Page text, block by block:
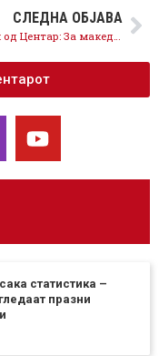
СЛЕДНА ОБЈАВА
Зечевиќ од Центар: За македонската младина имаме обврска да обезбедиме европска иднина
статистика –
празни